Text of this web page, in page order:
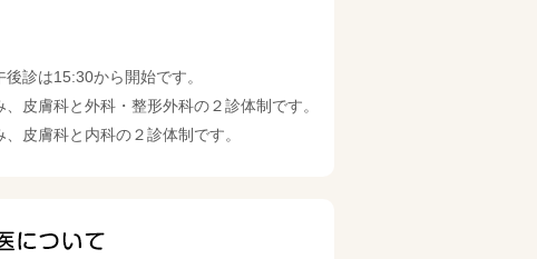
診は15:30から開始です。
皮膚科と外科・整形外科の２診体制です。
皮膚科と内科の２診体制です。